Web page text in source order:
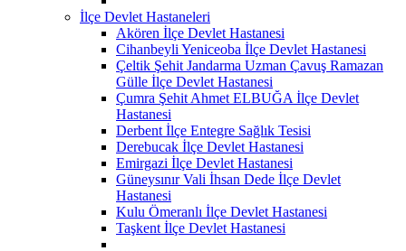
İlçe Devlet Hastaneleri
Akören İlçe Devlet Hastanesi
Cihanbeyli Yeniceoba İlçe Devlet Hastanesi
Çeltik Şehit Jandarma Uzman Çavuş Ramazan
Gülle İlçe Devlet Hastanesi
Çumra Şehit Ahmet ELBUĞA İlçe Devlet
Hastanesi
Derbent İlçe Entegre Sağlık Tesisi
Derebucak İlçe Devlet Hastanesi
Emirgazi İlçe Devlet Hastanesi
Güneysınır Vali İhsan Dede İlçe Devlet
Hastanesi
Kulu Ömeranlı İlçe Devlet Hastanesi
Taşkent İlçe Devlet Hastanesi